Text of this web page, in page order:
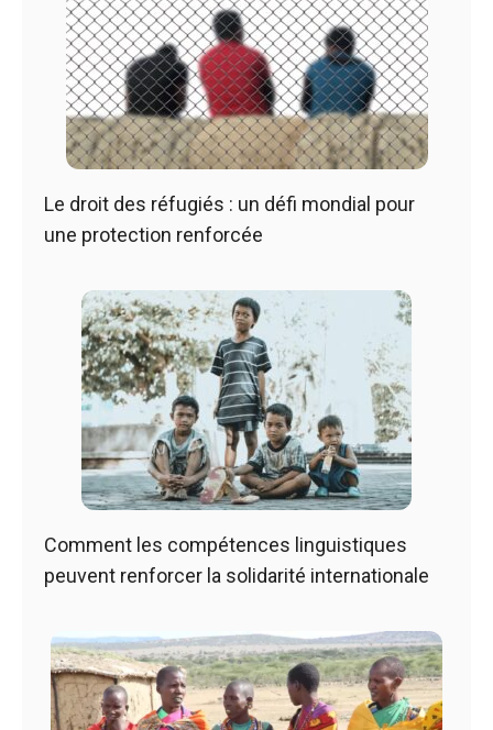
Le droit des réfugiés : un défi mondial pour
une protection renforcée
Comment les compétences linguistiques
peuvent renforcer la solidarité internationale